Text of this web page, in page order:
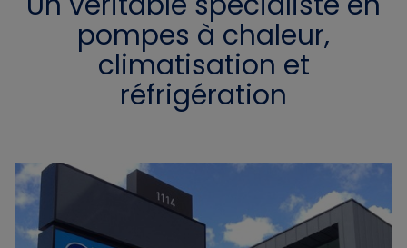
pompes à chaleur,
climatisation et
réfrigération